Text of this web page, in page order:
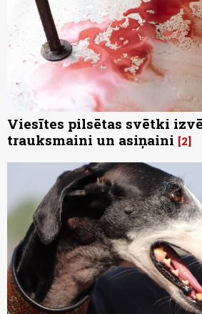
Viesītes pilsētas svētki
trauksmaini un asiņaini 2